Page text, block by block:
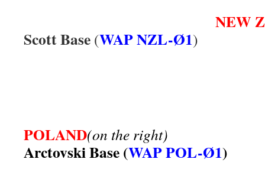
NEW
Scott Base (WAP NZL-Ø1)
POLAND(on the right)
Arctovski Base (WAP POL-Ø1)